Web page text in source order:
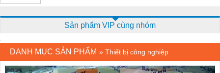
Sản phẩm VIP cùng nhóm
DANH MỤC SẢN PHẨM » Thiết bị công nghiệp